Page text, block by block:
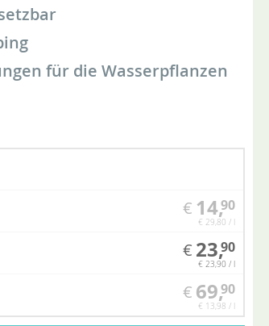
für die Wasserpflanzen
€ 14,90
€ 29,80 / l
€ 23,90
€ 23,90 / l
€ 69,90
€ 13,98 / l